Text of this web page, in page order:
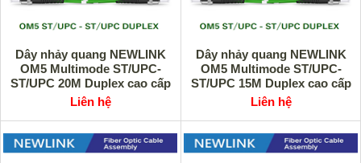
Dây nhảy quang NEWLINK
OM5 Multimode ST/UPC-
ST/UPC 20M Duplex cao cấp
Liên hệ
Dây nhảy quang NEWLINK
OM5 Multimode ST/UPC-
ST/UPC 15M Duplex cao cấp
Liên hệ